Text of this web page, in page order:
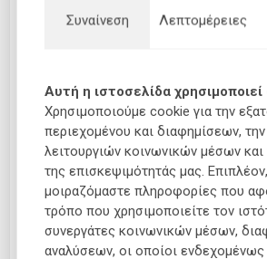
Βαθμολογία:
Συναίνεση Λεπτομέρειες
Αυτή η ιστοσελίδα
Χρησιμοποιούμε cookie για την
περιεχομένου και διαφημίσεων,
λειτουργιών κοινωνικών μέσων και
της επισκεψιμότητάς μας. Επιπλέον,
μοιραζόμαστε πληροφορίες που
τρόπο που χρησιμοποιείτε τον
συνεργάτες κοινωνικών μέσων,
αναλύσεων, οι οποίοι ενδεχομένως